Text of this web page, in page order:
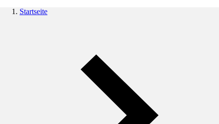
Startseite